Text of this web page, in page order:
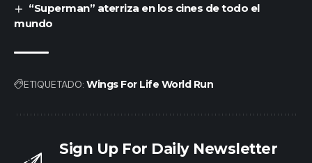
“Superman” aterriza en los cines de todo el
mundo
ETIQUETADO: Wings For Life World Run
Sign Up For Daily Newsletter